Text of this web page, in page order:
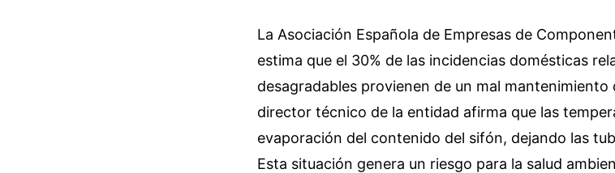
La Asociación Española de Empresas de
estima que el 30% de las incidencias domésticas
desagradables provienen de un mal mantenimiento
director técnico de la entidad afirma que las
evaporación del contenido del sifón, dejando las
Esta situación genera un riesgo para la salud